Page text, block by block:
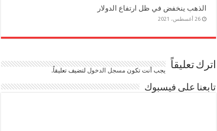
الذهب ينخفض في ظل ارتفاع الدولار
26 أغسطس، 2021
اترك تعليقاً يجب أنت تكون مسجل الدخوللتضيف تعليقاً.
تابعنا على فيسبوك